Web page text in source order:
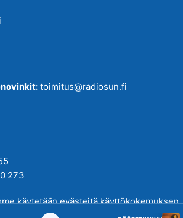
toimitus@radiosun.fi
273
käytetään evästeitä käyttökokemuksen
tietosuojakäytäntöihimmetäällä.